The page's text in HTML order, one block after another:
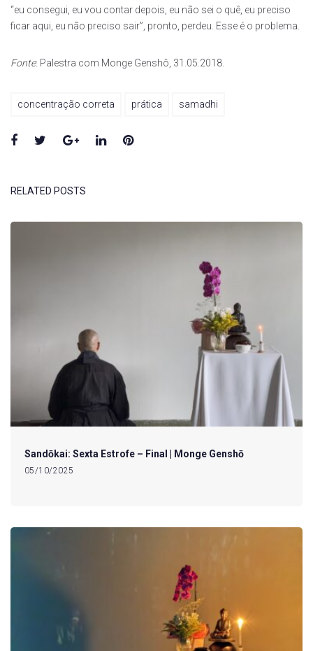
“eu consegui, eu vou contar depois, eu não sei o quê, eu preciso
ficar aqui, eu não preciso sair”, pronto, perdeu. Esse é o problema.
Fonte: Palestra com Monge Genshô, 31.05.2018.
concentração correta prática samadhi
Facebook
TwitterGoogle+LinkedInPinterest
RELATED POSTS
Sandōkai: Sexta Estrofe – Final | Monge Genshō
05/10/2025